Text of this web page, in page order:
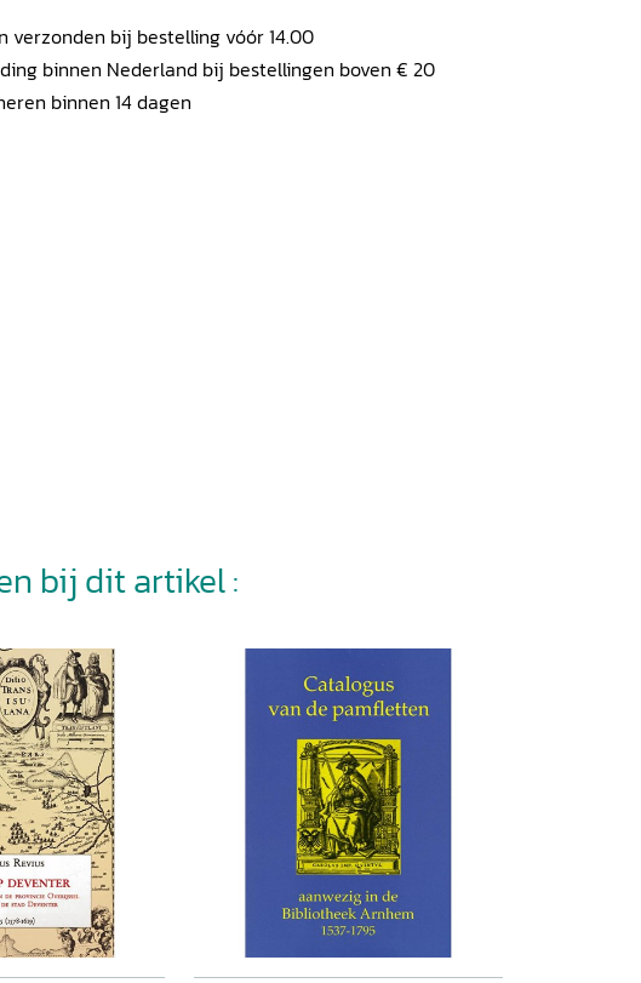
verzonden bij bestelling vóór 14.00
binnen Nederland bij bestellingen boven € 20
binnen 14 dagen
bij dit artikel :